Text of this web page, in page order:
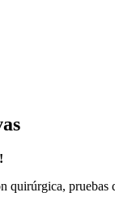
pruebas